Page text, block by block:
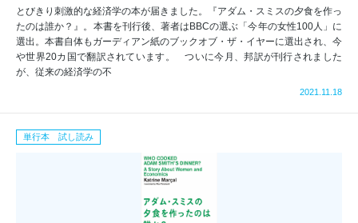
とびきり刺激的な経済学の本が届きました。『アダム・スミスの夕食を作っ
たのは誰か？』。本書を刊行後、著者はBBCの選ぶ「今年の女性1​0​0人」に
選出。本書自体もガーディアン紙のブックオブ・ザ・イヤーに選出され、今
や世界20カ国で翻訳されています。 ついに今月、邦訳が刊行されました
が、従来の経済学の不
2021.11.18
単行本 試し読み